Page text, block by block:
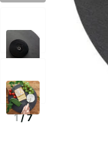
1 / 7